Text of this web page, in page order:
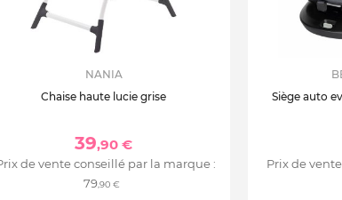
NANIA
Chaise haute lucie grise
39,90 €
de vente conseillé par la marque :
79,90 €
Siège auto
Prix de